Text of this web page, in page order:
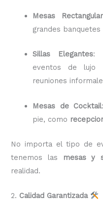
Mesas
grandes
Sillas Elegantes:
eventos de lujo
reuniones
Mesas de Cocktail
pie, como
No importa el tipo de
tenemos las
mesas y
realidad.
2. Calidad Garantizada